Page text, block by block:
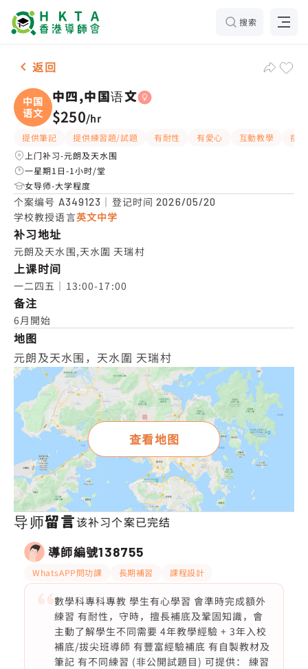
搜索
女-1名 中四,中国语文，元朗及天水围 补习推介
返回
中国
语文
中四,中国语文
$250/hr
提供筆記 提供練習題/試題 有耐性 有愛心 互動教學
指
上门补习-元朗及天水围
一星期1日-1小时/堂
女导师-大学程度
个案编号 A349123 ｜登记时间2026/05/20
学校教授语言英文中学
补习地址
元朗及天水围,天水圍 天瑞村
上课时间
一二四五｜13:00-17:00
备注
6月開始
地图
元朗及天水围，天水圍 天瑞村
查看地图
导师留言该补习个案已完结
導師編號138755
WhatsAPP問功課 長期補習 課程設計
數學科專科專教 學生有心學習 會準時完成額外
練習 有耐性，守時，擅長補底及鞏固知識，會
主動了解學生不同需要 4年教學經驗 + 3年入校
補底/拔尖班導師 有豐富經驗補底 有自製教材及
筆記 有不同練習 (非公開試題目) 可提供： 練習